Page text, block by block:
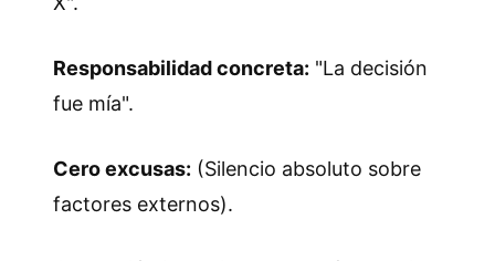
Responsabilidad concreta: "La decisión
fue mía".
Cero excusas: (Silencio absoluto sobre
factores externos).